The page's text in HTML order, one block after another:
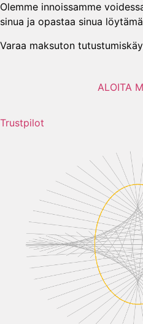
Olemme innoissamme
sinua ja opastaa sinua
Varaa maksuton
ALOITA
Trustpilot